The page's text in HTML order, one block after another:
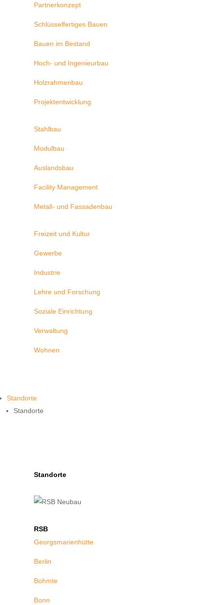
Partnerkonzept
Schlüsselfertiges Bauen
Bauen im Bestand
Hoch- und Ingenieurbau
Holzrahmenbau
Projektentwicklung
Stahlbau
Modulbau
Auslandsbau
Facility Management
Metall- und Fassadenbau
Freizeit und Kultur
Gewerbe
Industrie
Lehre und Forschung
Soziale Einrichtung
Verwaltung
Wohnen
Standorte
Standorte
Standorte
RSB
Georgsmarienhütte
Berlin
Bohmte
Bonn